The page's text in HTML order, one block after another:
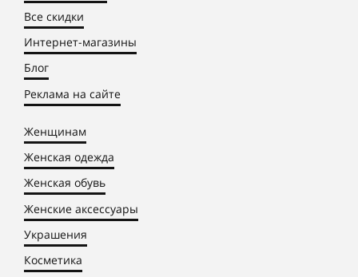
Все скидки
Интернет-магазины
Блог
Реклама на сайте
Женщинам
Женская одежда
Женская обувь
Женские аксессуары
Украшения
Косметика